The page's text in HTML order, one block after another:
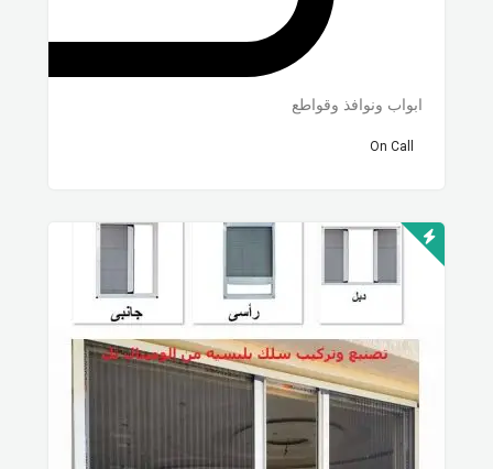
ابواب ونوافذ وقواطع
On Call